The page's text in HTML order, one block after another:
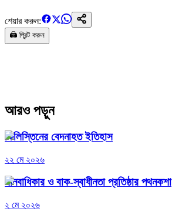
শেয়ার করুন:
🖨️ প্রিন্ট করুন
আরও পড়ুন
ফিলিস্তিনের বেদনাহত ইতিহাস
২২ মে ২০২৬
মানবাধিকার ও বাক-স্বাধীনতা প্রতিষ্ঠার পথনকশা
২ মে ২০২৬